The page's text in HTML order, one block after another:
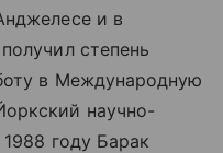
и в
степень
в Международную
научно-
году Барак